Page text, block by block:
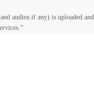
audios if any) is uploaded